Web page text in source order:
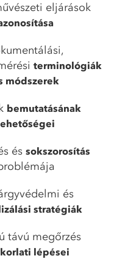
eljárások
terminológiák
módszerek
bemutatásának
és sokszorosítás
és
stratégiák
távú megőrzés
lépései